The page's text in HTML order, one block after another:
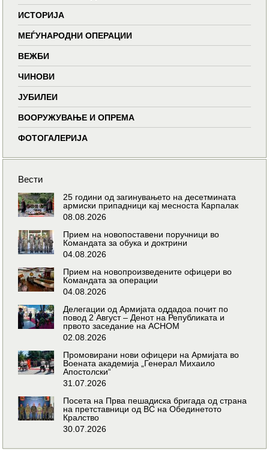
ИСТОРИЈА
МЕЃУНАРОДНИ ОПЕРАЦИИ
ВЕЖБИ
ЧИНОВИ
ЈУБИЛЕИ
ВООРУЖУВАЊЕ И ОПРЕМА
ФОТОГАЛЕРИЈА
Вести
25 години од загинувањето на десетмината
армиски припадници кај месноста Карпалак
08.08.2026
Прием на новопоставени поручници во
Командата за обука и доктрини
04.08.2026
Прием на новопроизведените офицери во
Командата за операции
04.08.2026
Делегации од Армијата оддадоа почит по
повод 2 Август – Денот на Републиката и
првото заседание на АСНОМ
02.08.2026
Промовирани нови офицери на Армијата во
Воената академија „Генерал Михаило
Апостолски“
31.07.2026
Посета на Прва пешадиска бригада од страна
на претставници од ВС на Обединетото
Кралство
30.07.2026